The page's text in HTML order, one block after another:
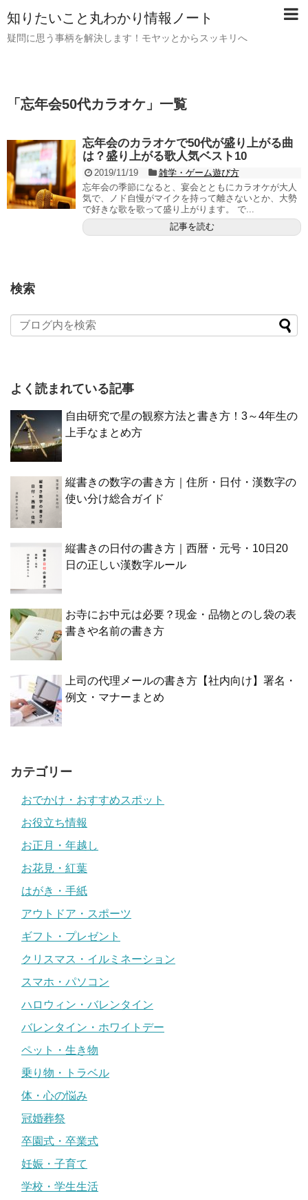
知りたいこと丸わかり情報ノート
疑問に思う事柄を解決します！モヤッとからスッキリへ
「 忘年会50代カラオケ 」 一覧
忘年会のカラオケで50代が盛り上がる曲
は？盛り上がる歌人気ベスト10
2019/11/19
雑学・ゲーム遊び方
忘年会の季節になると、宴会とともにカラオケが大人
気で、ノド自慢がマイクを持って離さないとか、大勢
で好きな歌を歌って盛り上がります。 で...
記事を読む
検索
よく読まれている記事
自由研究で星の観察方法と書き方！3～4年生の
上手なまとめ方
縦書きの数字の書き方｜住所・日付・漢数字の
使い分け総合ガイド
縦書きの日付の書き方｜西暦・元号・10日20
日の正しい漢数字ルール
お寺にお中元は必要？現金・品物とのし袋の表
書きや名前の書き方
上司の代理メールの書き方【社内向け】署名・
例文・マナーまとめ
カテゴリー
おでかけ・おすすめスポット
お役立ち情報
お正月・年越し
お花見・紅葉
はがき・手紙
アウトドア・スポーツ
ギフト・プレゼント
クリスマス・イルミネーション
スマホ・パソコン
ハロウィン・バレンタイン
バレンタイン・ホワイトデー
ペット・生き物
乗り物・トラベル
体・心の悩み
冠婚葬祭
卒園式・卒業式
妊娠・子育て
学校・学生生活